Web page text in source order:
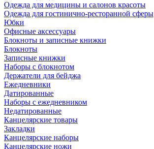
Одежда для медицины и салонов красоты
Одежда для гостинично-ресторанной сферы
Юбки
Офисные аксессуары
Блокноты и записные книжки
Блокноты
Записные книжки
Наборы с блокнотом
Держатели для бейджа
Ежедневники
Датированные
Наборы с ежедневником
Недатированные
Канцелярские товары
Закладки
Канцелярские наборы
Канцелярские ножи